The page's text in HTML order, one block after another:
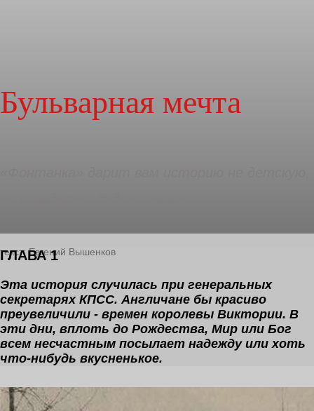
Бульварная мечта
текст: Евгений Вышенков
ГЛАВА 1
Эта история случилась при генеральных
секретарях КПСС. Англичане бы красиво
преувеличили - времен королевы Виктории. В
эти дни, вплоть до Рождества, Мир или Бог
всем несчастным посылает надежду или хоть
что-нибудь вкусненькое.